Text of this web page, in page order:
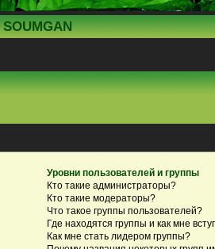
SOUMGAN
Уровни пользователей и группы
Кто такие администраторы?
Кто такие модераторы?
Что такое группы пользователей?
Где находятся группы и как мне
Как мне стать лидером группы?